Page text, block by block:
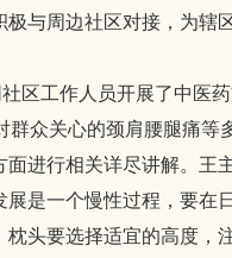
与周边社区对接，为辖
工作人员开展了中医
众关心的颈肩腰腿痛等
进行相关详尽讲解。王
是一个慢性过程，要在
头要选择适宜的高度，